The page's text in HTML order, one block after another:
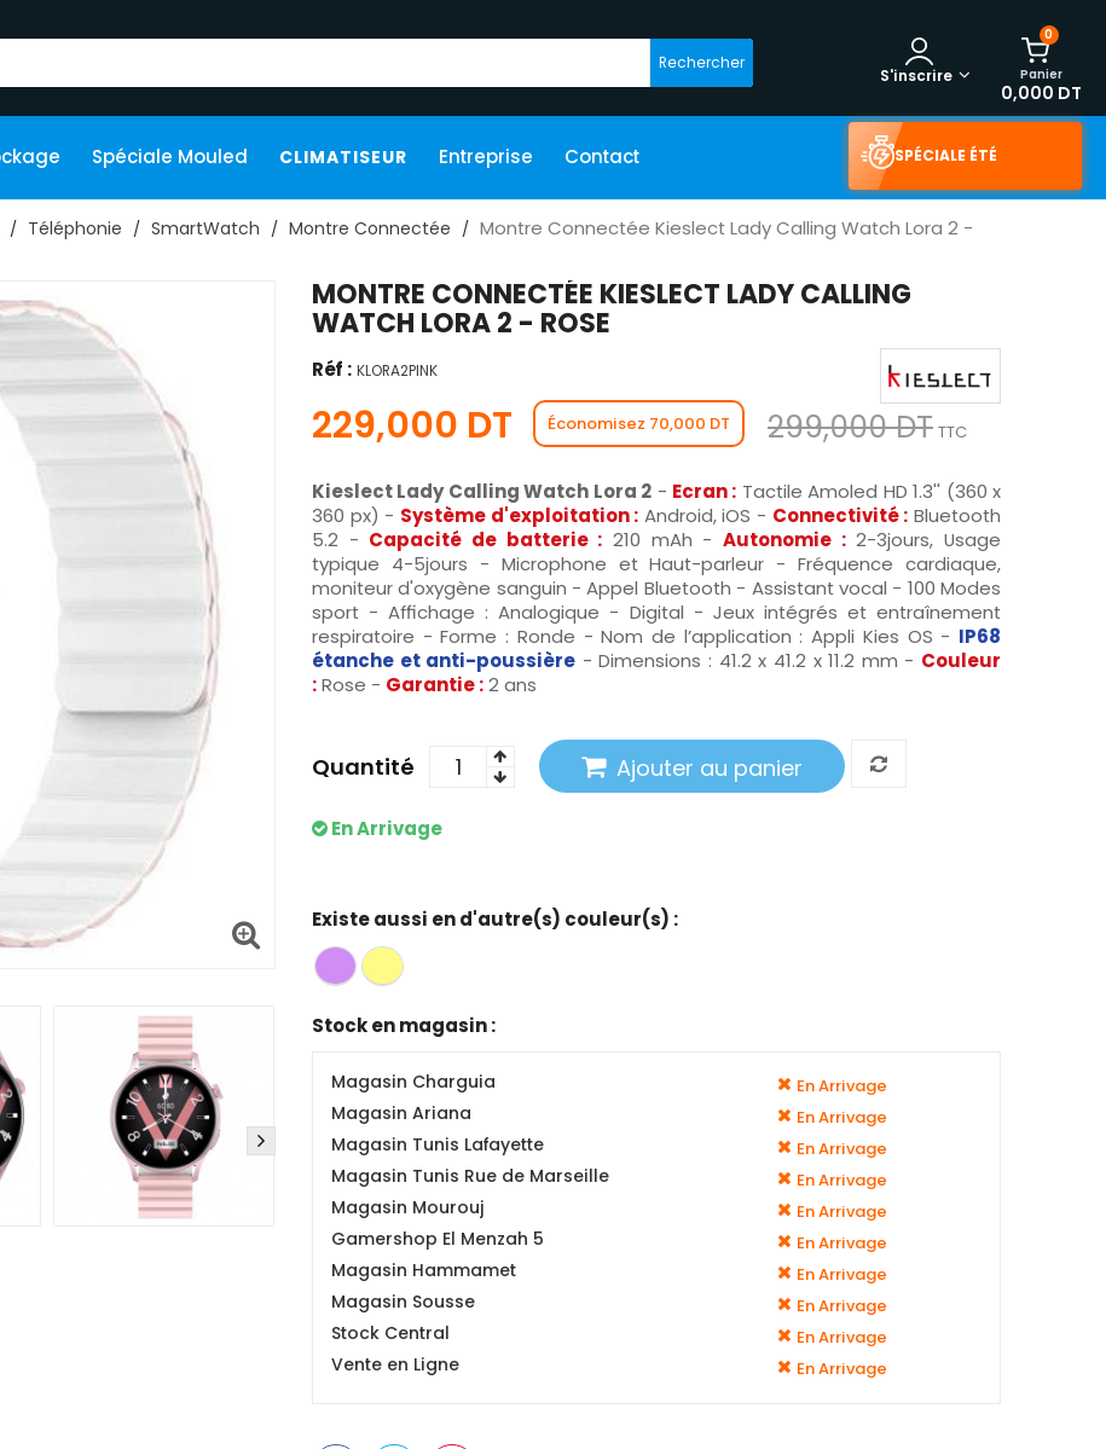
Rechercher
0
Panier
0,000 DT
S'inscrire
Spéciale Mouled CLIMATISEUR Entreprise Contact SPÉCIALE ÉTÉ
Téléphonie SmartWatch Montre Connectée
Montre Connectée Kieslect Lady Calling Watch Lora 2 -
MONTRE CONNECTÉE KIESLECT LADY CALLING
WATCH LORA 2 - ROSE
Réf : KLORA2PINK
229,000 DT Économisez 70,000 DT 299,000 DT TTC
Kieslect Lady Calling Watch Lora 2 - Ecran : Tactile Amoled HD 1.3'' (360 x
360 px) - Système d'exploitation : Android, iOS - Connectivité : Bluetooth
5.2 - Capacité de batterie : 210 mAh -Autonomie :2-3jours, Usage
typique 4-5jours - Microphone et Haut-parleur - Fréquence cardiaque,
moniteur d'oxygène sanguin - Appel Bluetooth - Assistant vocal - 100 Modes
sport - Affichage : Analogique - Digital - Jeux intégrés et entraînement
respiratoire - Forme : Ronde - Nom de l’application : Appli Kies OS - IP68
étanche et anti-poussière - Dimensions : 41.2 x 41.2 x 11.2 mm - Couleur
:Rose - Garantie :2 ans
Quantité Ajouter au panier
En Arrivage
Existe aussi en d'autre(s) couleur(s) :
Stock en magasin :
Magasin Charguia En Arrivage
Magasin Ariana En Arrivage
Magasin Tunis Lafayette En Arrivage
Magasin Tunis Rue de Marseille En Arrivage
Magasin Mourouj En Arrivage
Gamershop El Menzah 5 En Arrivage
Magasin Hammamet En Arrivage
Magasin Sousse En Arrivage
Stock Central En Arrivage
Vente en Ligne En Arrivage